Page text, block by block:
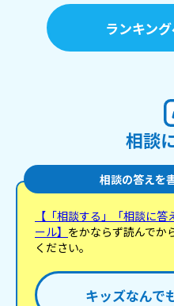
ランキン
相談
相談の答えを
【「相談する」「相談に
ール】 をかならず読んでか
ください。
キッズなんで